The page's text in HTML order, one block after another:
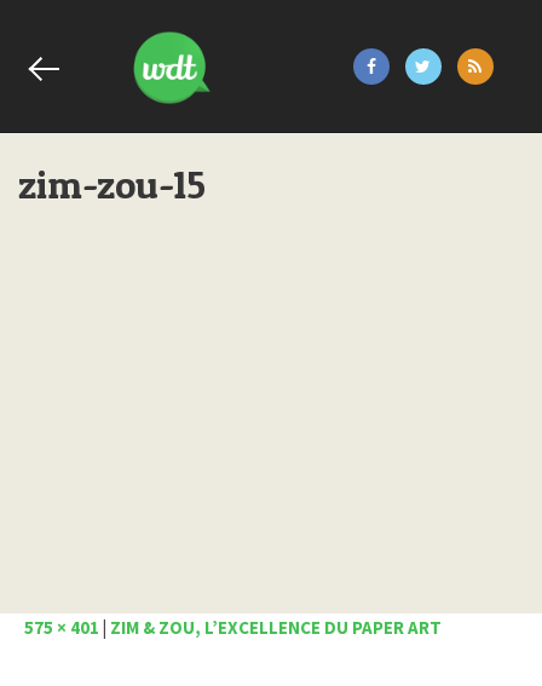
zim-zou-15
575 × 401 ZIM & ZOU, L’EXCELLENCE DU PAPER ART